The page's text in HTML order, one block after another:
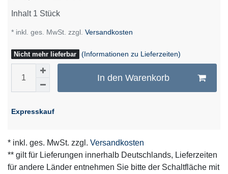
Inhalt 1 Stück
* inkl. ges. MwSt. zzgl. Versandkosten
Nicht mehr lieferbar (Informationen zu Lieferzeiten)
In den Warenkorb
Expresskauf
* inkl. ges. MwSt. zzgl. Versandkosten
** gilt für Lieferungen innerhalb Deutschlands, Lieferzeiten
für andere Länder entnehmen Sie bitte der Schaltfläche mit